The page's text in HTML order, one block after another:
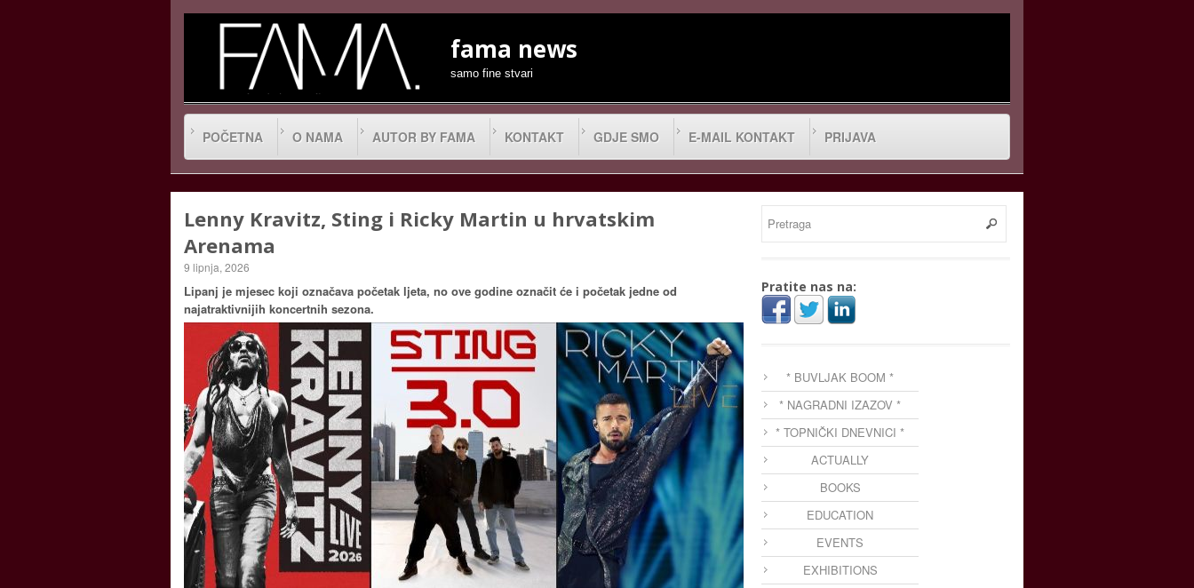
fama news
samo fine stvari
POČETNA O NAMA AUTOR BY FAMA KONTAKT GDJE SMO E-MAIL KONTAKT PRIJAVA
Lenny Kravitz, Sting i Ricky Martin u hrvatskim
Arenama
9 lipnja, 2026
Lipanj je mjesec koji označava početak ljeta, no ove godine označit će i početak jedne od
najatraktivnijih koncertnih sezona.
Pratite nas na:
* BUVLJAK BOOM *
* NAGRADNI IZAZOV *
* TOPNIČKI DNEVNICI *
ACTUALLY
BOOKS
EDUCATION
EVENTS
EXHIBITIONS